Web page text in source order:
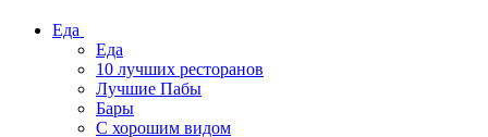
Еда
Еда
10 лучших ресторанов
Лучшие Пабы
Бары
С хорошим видом